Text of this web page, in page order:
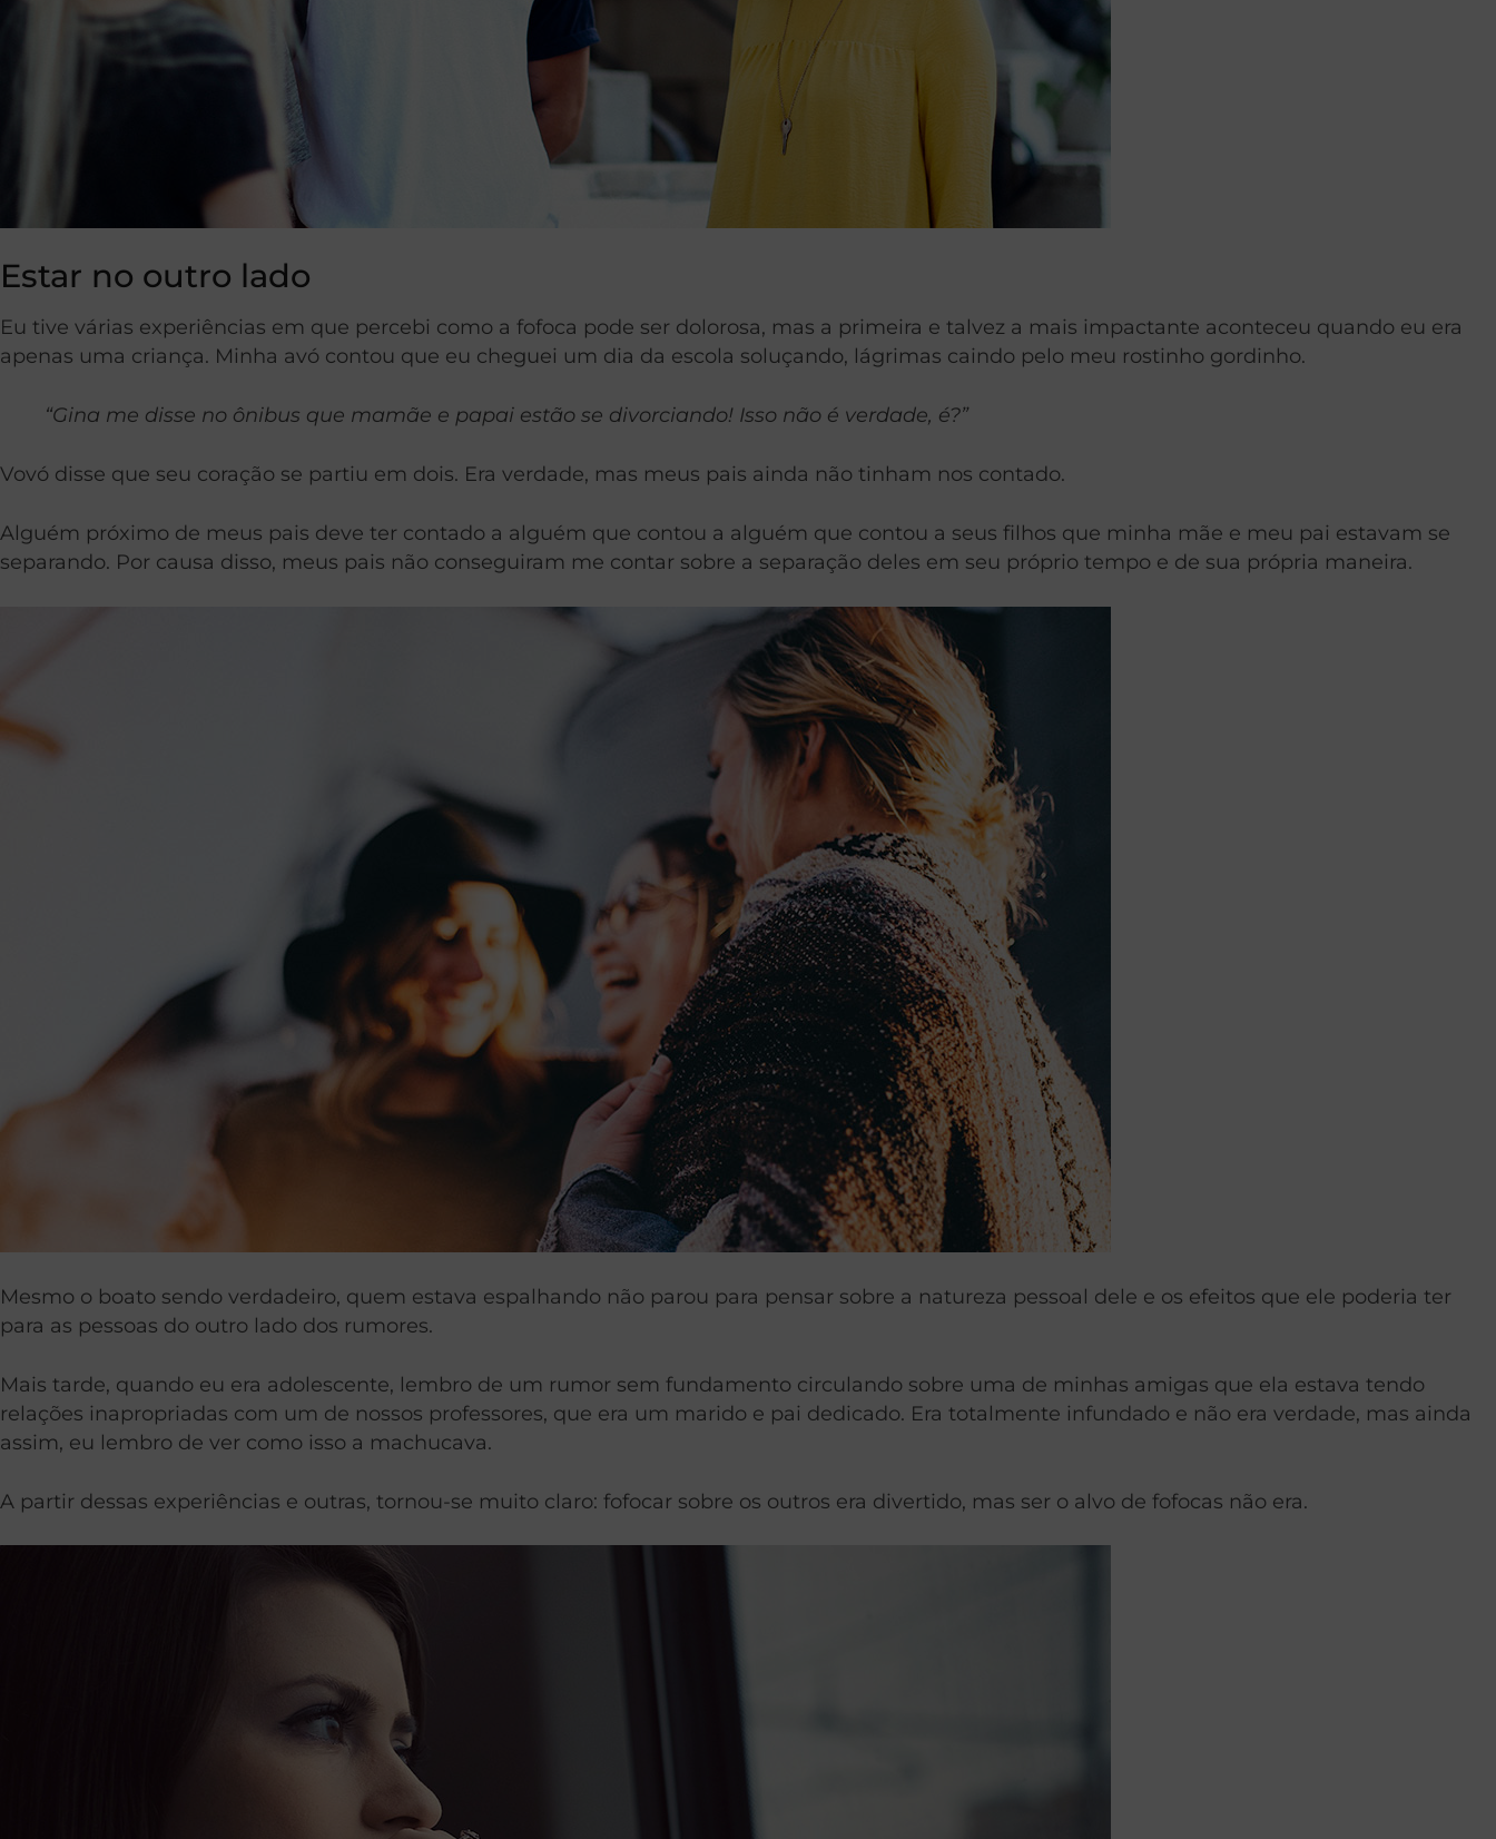
Estar no outro lado
Eu tive várias experiências em que percebi como a fofoca pode ser dolorosa, mas a primeira e talvez a mais impactante aconteceu quando eu era
apenas uma criança. Minha avó contou que eu cheguei um dia da escola soluçando, lágrimas caindo pelo meu rostinho gordinho.
“Gina me disse no ônibus que mamãe e papai estão se divorciando! Isso não é verdade, é?”
Vovó disse que seu coração se partiu em dois. Era verdade, mas meus pais ainda não tinham nos contado.
Alguém próximo de meus pais deve ter contado a alguém que contou a alguém que contou a seus filhos que minha mãe e meu pai estavam se
separando. Por causa disso, meus pais não conseguiram me contar sobre a separação deles em seu próprio tempo e de sua própria maneira.
Mesmo o boato sendo verdadeiro, quem estava espalhando não parou para pensar sobre a natureza pessoal dele e os efeitos que ele poderia ter
para as pessoas do outro lado dos rumores.
Mais tarde, quando eu era adolescente, lembro de um rumor sem fundamento circulando sobre uma de minhas amigas que ela estava tendo
relações inapropriadas com um de nossos professores, que era um marido e pai dedicado. Era totalmente infundado e não era verdade, mas ainda
assim, eu lembro de ver como isso a machucava.
A partir dessas experiências e outras, tornou-se muito claro: fofocar sobre os outros era divertido, mas ser o alvo de fofocas não era.